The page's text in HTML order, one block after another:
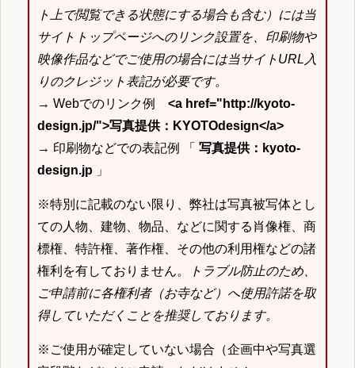
ト上で閲覧できる状態にする場合も含む）には当
サイトトップページへのリンク設置を、印刷物や
映像作品などでご使用の場合には当サイトURL入
りのクレジット表記が必要です。
→ Webでのリンク例 <a href="http://kyoto-
design.jp/">写真提供：KYOTOdesign</a>
→ 印刷物などでの表記例 「 写真提供：kyoto-
design.jp 」
※特別に記載のない限り、弊社は写真被写体とし
ての人物、建物、物品、などに関する肖像権、商
標権、特許権、著作権、その他の利用権などの諸
権利を有しておりません。
トラブル防止のため、
ご申請前に各権利者（お寺など）へ使用許諾を取
得していただくことを推奨しております。
※ご使用が確定していない場合（企画中や写真選